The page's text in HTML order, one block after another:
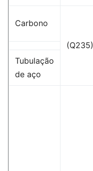
Carbono
(Q235)
Tubulação
de aço